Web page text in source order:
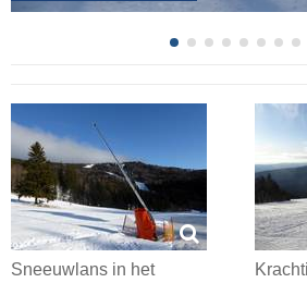
Sneeuwlans in het